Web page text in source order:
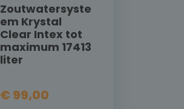
Zoutwatersyste
em Krystal
Clear Intex tot
maximum 17413
liter
€ 99,00